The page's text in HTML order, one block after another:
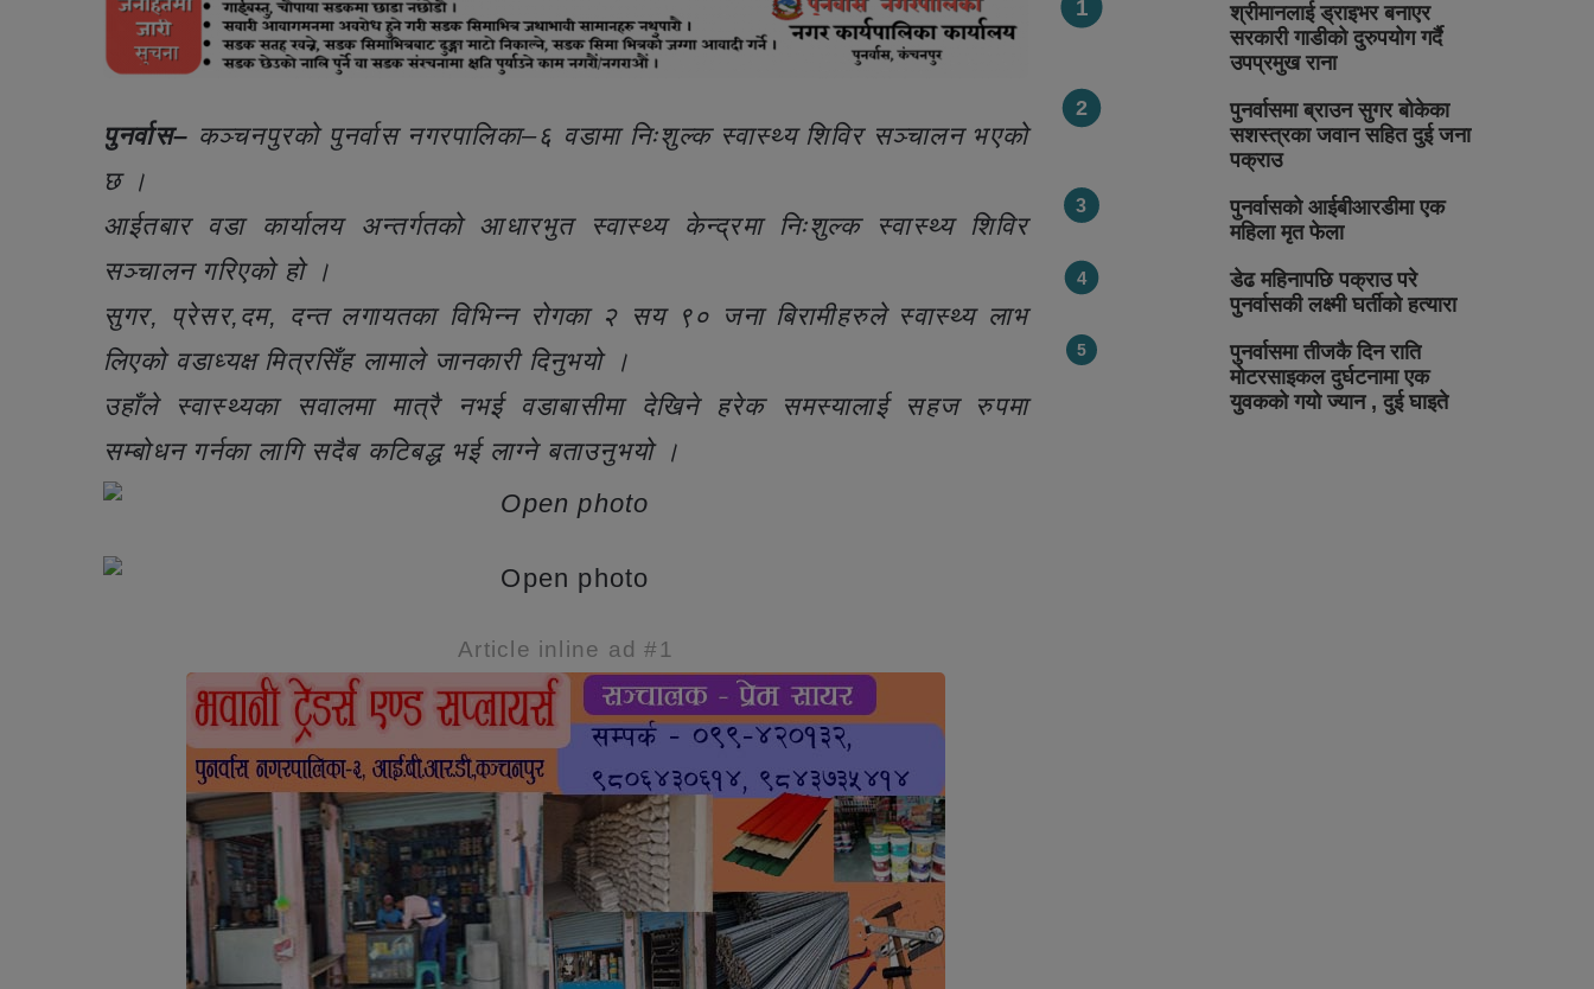
पुनर्वास– कञ्चनपुरको पुनर्वास नगरपालिका–६ वडामा निःशुल्क स्वास्थ्य शिविर सञ्चालन भएको
छ ।
आईतबार वडा कार्यालय अन्तर्गतको आधारभुत स्वास्थ्य केन्द्रमा निःशुल्क स्वास्थ्य शिविर
सञ्चालन गरिएको हो ।
सुगर, प्रेसर,दम, दन्त लगायतका विभिन्न रोगका २ सय ९० जना बिरामीहरुले स्वास्थ्य लाभ
लिएको वडाध्यक्ष मित्रसिँह लामाले जानकारी दिनुभयो ।
उहाँले स्वास्थ्यका सवालमा मात्रै नभई वडाबासीमा देखिने हरेक समस्यालाई सहज रुपमा
सम्बोधन गर्नका लागि सदैब कटिबद्ध भई लाग्ने बताउनुभयो ।
Article inline ad #1
श्रीमानलाई ड्राइभर बनाएर
सरकारी गाडीको दुरुपयोग गर्दै
उपप्रमुख राना
पुनर्वासमा ब्राउन सुगर बोकेका
सशस्त्रका जवान सहित दुई जना
पक्राउ
पुनर्वासको आईबीआरडीमा एक
महिला मृत फेला
डेढ महिनापछि पक्राउ परे
पुनर्वासकी लक्ष्मी घर्तीको हत्यारा
पुनर्वासमा तीजकै दिन राति
मोटरसाइकल दुर्घटनामा एक
युवकको गयो ज्यान , दुई घाइते